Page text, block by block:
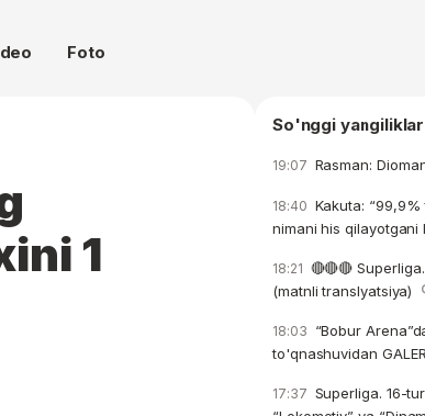
Foto
1
So'nggi yangiliklar
19:07 Rasman:
18:40 Kakuta:
nimani his qilayotgani
18:21 🔴🔴🔴
(matnli translyatsiya)
18:03 “Bobur
to'qnashuvidan
17:37 Superliga. 16-